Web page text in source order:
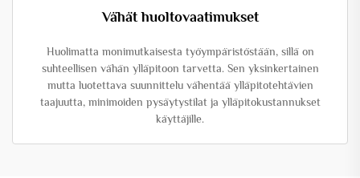
Vähät huoltovaatimukset
Huolimatta monimutkaisesta työympäristöstään, sillä on
suhteellisen vähän ylläpitoon tarvetta. Sen yksinkertainen
mutta luotettava suunnittelu vähentää ylläpitotehtävien
taajuutta, minimoiden pysäytystilat ja ylläpitokustannukset
käyttäjille.